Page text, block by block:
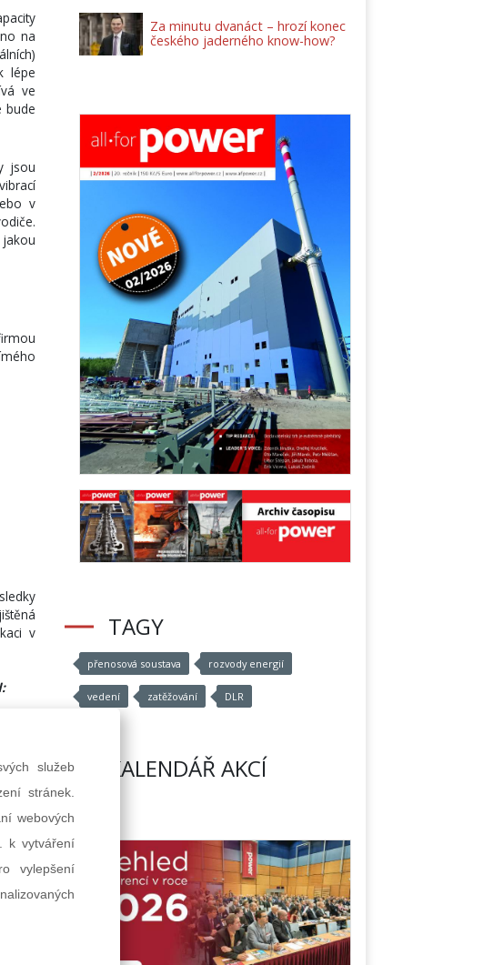
na
lépe
ve
bude
jsou
v
v
při
Za minutu dvanáct – hrozí konec
českého jaderného know-how?
TAGY
přenosová soustava rozvody energií
vedení zatěžování DLR
KALENDÁŘ AKCÍ
služeb
stránek.
webových
k vytváření
vylepšení